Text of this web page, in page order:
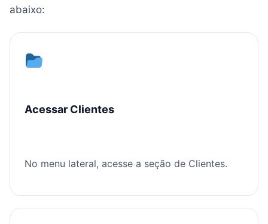
abaixo:
Acessar Clientes
No menu lateral, acesse a seção de Clientes.